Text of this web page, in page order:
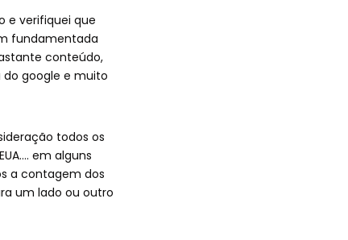
e verifiquei que
fundamentada
conteúdo,
google e muito
todos os
em alguns
a contagem dos
um lado ou outro